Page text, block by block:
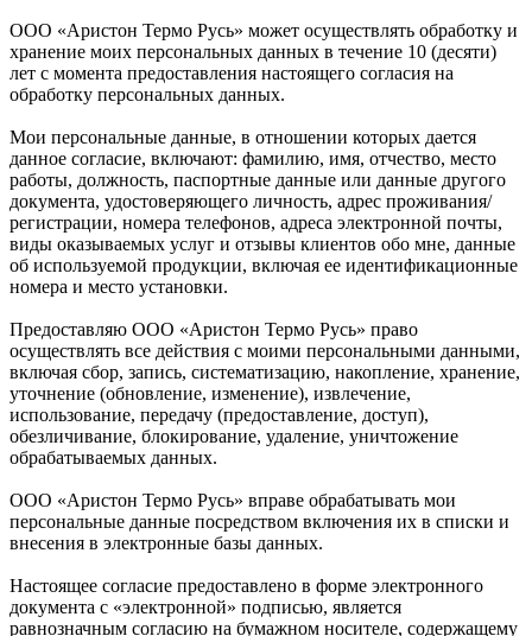
ООО «Аристон Термо Русь» может осуществлять обработку и
хранение моих персональных данных в течение 10 (десяти)
лет с момента предоставления настоящего согласия на
обработку персональных данных.
Мои персональные данные, в отношении которых дается
данное согласие, включают: фамилию, имя, отчество, место
работы, должность, паспортные данные или данные другого
документа, удостоверяющего личность, адрес проживания/
регистрации, номера телефонов, адреса электронной почты,
виды оказываемых услуг и отзывы клиентов обо мне, данные
об используемой продукции, включая ее идентификационные
номера и место установки.
Предоставляю ООО «Аристон Термо Русь» право
осуществлять все действия с моими персональными данными,
включая сбор, запись, систематизацию, накопление, хранение,
уточнение (обновление, изменение), извлечение,
использование, передачу (предоставление, доступ),
обезличивание, блокирование, удаление, уничтожение
обрабатываемых данных.
ООО «Аристон Термо Русь» вправе обрабатывать мои
персональные данные посредством включения их в списки и
внесения в электронные базы данных.
Настоящее согласие предоставлено в форме электронного
документа с «электронной» подписью, является
равнозначным согласию на бумажном носителе, содержащему